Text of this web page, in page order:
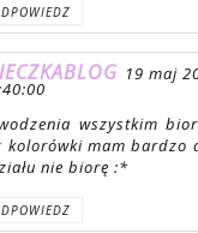
19 maj
wszystkim
kolorówki mam bardzo
nie biorę :*